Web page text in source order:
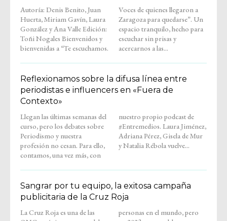
Autoría: Denis Benito, Juan
Huerta, Miriam Gavín, Laura
González y Ana Valle Edición:
Toñi Nogales Bienvenidos y
bienvenidas a “Te escuchamos.
Voces de quienes llegaron a
Zaragoza para quedarse”. Un
espacio tranquilo, hecho para
escuchar sin prisas y
acercarnos a las...
Reflexionamos sobre la difusa línea entre
periodistas e influencers en «Fuera de
Contexto»
Llegan las últimas semanas del
curso, pero los debates sobre
Periodismo y nuestra
profesión no cesan. Para ello,
contamos, una vez más, con
nuestro propio podcast de
#Entremedios. Laura Jiménez,
Adriana Pérez, Gisela de Mur
y Natalia Rébola vuelve...
Sangrar por tu equipo, la exitosa campaña
publicitaria de la Cruz Roja
La Cruz Roja es una de las
personas en el mundo, pero